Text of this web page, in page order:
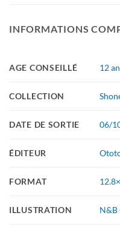
INFORMATIONS
AGE CONSEILLÉ 12
COLLECTION
DATE DE SORTIE 06/
ÉDITEUR
FORMAT
ILLUSTRATION N&B